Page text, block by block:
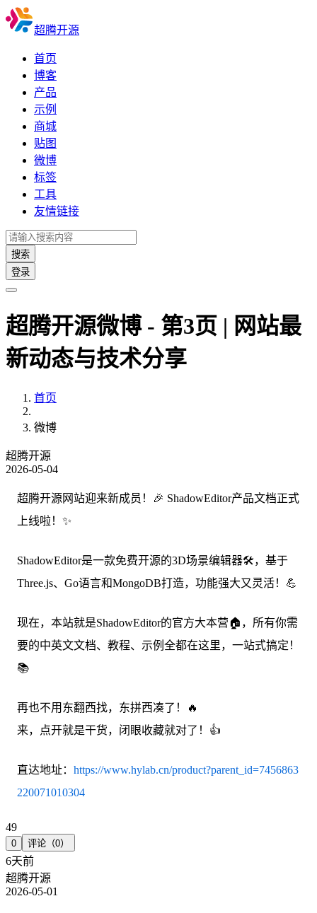
超腾开源
首页
博客
产品
示例
商城
贴图
微博
标签
工具
友情链接
搜索
登录
超腾开源微博 - 第3页 | 网站最
新动态与技术分享
首页
微博
超腾开源
2026-05-04
超腾开源网站迎来新成员！🎉 ShadowEditor产品文档正式
上线啦！✨
ShadowEditor是一款免费开源的3D场景编辑器🛠️，基于
Three.js、Go语言和MongoDB打造，功能强大又灵活！💪
现在，本站就是ShadowEditor的官方大本营🏠，所有你需
要的中英文文档、教程、示例全都在这里，一站式搞定！
📚
再也不用东翻西找，东拼西凑了！🔥
来，点开就是干货，闭眼收藏就对了！👍
直达地址： https://www.hylab.cn/product?parent_id=7456863
220071010304
49
0 评论（0）
6天前
超腾开源
2026-05-01